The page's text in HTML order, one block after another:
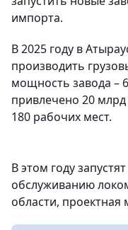
импорта.
В 2025 году в
производить
мощность завода –
привлечено 20 млрд
180 рабочих мест.
В этом году
обслуживанию
области, проектная